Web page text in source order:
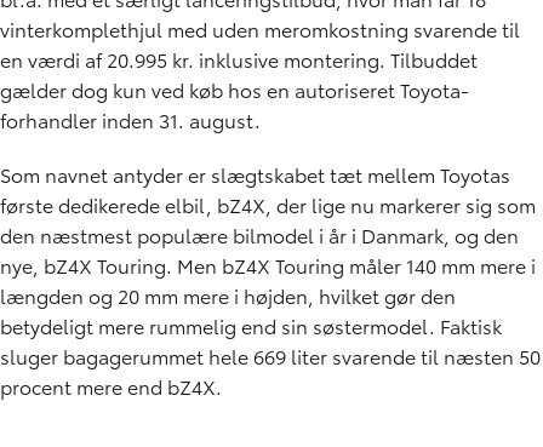
vinterkomplethjul med uden meromkostning svarende til
en værdi af 20.995 kr. inklusive montering. Tilbuddet
gælder dog kun ved køb hos en autoriseret Toyota-
forhandler inden 31. august.
Som navnet antyder er slægtskabet tæt mellem Toyotas
første dedikerede elbil, bZ4X, der lige nu markerer sig som
den næstmest populære bilmodel i år i Danmark, og den
nye, bZ4X Touring. Men bZ4X Touring måler 140 mm mere i
længden og 20 mm mere i højden, hvilket gør den
betydeligt mere rummelig end sin søstermodel. Faktisk
sluger bagagerummet hele 669 liter svarende til næsten 50
procent mere end bZ4X.